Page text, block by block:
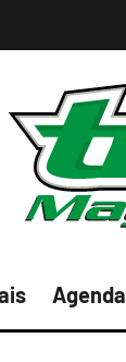
Agenda